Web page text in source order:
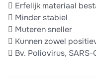
 Erfelijk materiaal
 Minder stabiel
 Muteren sneller
 Kunnen zowel
 Bv. Poliovirus, SARS-